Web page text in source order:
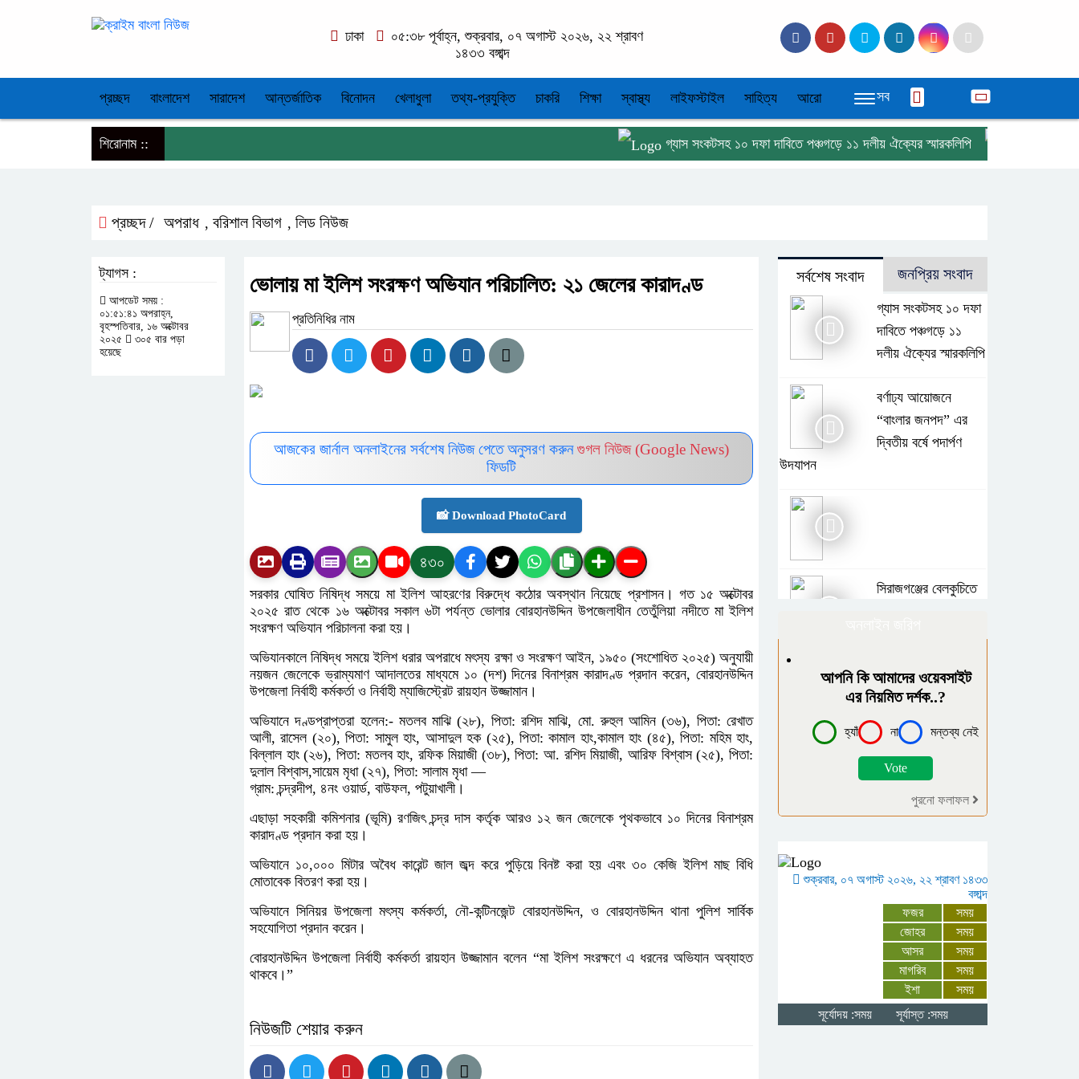
ঢাকা
০৫:৩৮ পূর্বাহ্ন, শুক্রবার, ০৭ অগাস্ট ২০২৬, ২২ শ্রাবণ
১৪৩৩ বঙ্গাব্দ
প্রচ্ছদ বাংলাদেশ সারাদেশ আন্তর্জাতিক বিনোদন খেলাধুলা তথ্য-প্রযুক্তি চাকরি শিক্ষা স্বাস্থ্য লাইফস্টাইল সাহিত্য আরো সব
শিরোনাম :: গ্যাস সংকটসহ ১০ দফা দাবিতে পঞ্চগড়ে ১১ দলীয় ঐক্যের স্মারকলিপি
প্রচ্ছদ / অপরাধ , বরিশাল বিভাগ , লিড নিউজ
ভোলায় মা ইলিশ সংরক্ষণ অভিযান পরিচালিত: ২১ জেলের কারাদণ্ড
প্রতিনিধির নাম
আজকের জার্নাল অনলাইনের সর্বশেষ নিউজ পেতে অনুসরণ করুনগুগল নিউজ (Google News)
ফিডটি
📸 Download PhotoCard
৪৩০
সরকার ঘোষিত নিষিদ্ধ সময়ে মা ইলিশ আহরণের বিরুদ্ধে কঠোর অবস্থান নিয়েছে প্রশাসন। গত ১৫ অক্টোবর
২০২৫ রাত থেকে ১৬ অক্টোবর সকাল ৬টা পর্যন্ত ভোলার বোরহানউদ্দিন উপজেলাধীন তেতুঁলিয়া নদীতে মা ইলিশ
সংরক্ষণ অভিযান পরিচালনা করা হয়।
অভিযানকালে নিষিদ্ধ সময়ে ইলিশ ধরার অপরাধে মৎস্য রক্ষা ও সংরক্ষণ আইন, ১৯৫০ (সংশোধিত ২০২৫) অনুযায়ী
নয়জন জেলেকে ভ্রাম্যমাণ আদালতের মাধ্যমে ১০ (দশ) দিনের বিনাশ্রম কারাদণ্ড প্রদান করেন, বোরহানউদ্দিন
উপজেলা নির্বাহী কর্মকর্তা ও নির্বাহী ম্যাজিস্ট্রেট রায়হান উজ্জামান।
অভিযানে দণ্ডপ্রাপ্তরা হলেন:- মতলব মাঝি (২৮), পিতা: রশিদ মাঝি, মো. রুহুল আমিন (৩৬), পিতা: রেখাত
আলী, রাসেল (২০), পিতা: সামুল হাং, আসাদুল হক (২৫), পিতা: কামাল হাং,কামাল হাং (৪৫), পিতা: মহিম হাং,
বিল্লাল হাং (২৬), পিতা: মতলব হাং, রফিক মিয়াজী (৩৮), পিতা: আ. রশিদ মিয়াজী, আরিফ বিশ্বাস (২৫), পিতা:
দুলাল বিশ্বাস,সায়েম মৃধা (২৭), পিতা: সালাম মৃধা —
গ্রাম: চন্দ্রদীপ, ৪নং ওয়ার্ড, বাউফল, পটুয়াখালী।
এছাড়া সহকারী কমিশনার (ভূমি) রণজিৎ চন্দ্র দাস কর্তৃক আরও ১২ জন জেলেকে পৃথকভাবে ১০ দিনের বিনাশ্রম
কারাদণ্ড প্রদান করা হয়।
অভিযানে ১০,০০০ মিটার অবৈধ কারেন্ট জাল জব্দ করে পুড়িয়ে বিনষ্ট করা হয় এবং ৩০ কেজি ইলিশ মাছ বিধি
মোতাবেক বিতরণ করা হয়।
অভিযানে সিনিয়র উপজেলা মৎস্য কর্মকর্তা, নৌ-কন্টিনজেন্ট বোরহানউদ্দিন, ও বোরহানউদ্দিন থানা পুলিশ সার্বিক
সহযোগিতা প্রদান করেন।
বোরহানউদ্দিন উপজেলা নির্বাহী কর্মকর্তা রায়হান উজ্জামান বলেন “মা ইলিশ সংরক্ষণে এ ধরনের অভিযান অব্যাহত
থাকবে।”
নিউজটি শেয়ার করুন
ট্যাগস :
আপডেট সময় :
০১:৫১:৪১ অপরাহ্ন,
বৃহস্পতিবার, ১৬ অক্টোবর
২০২৫
৩০৫ বার পড়া
হয়েছে
সর্বশেষ সংবাদ জনপ্রিয় সংবাদ
গ্যাস সংকটসহ ১০ দফা
দাবিতে পঞ্চগড়ে ১১
দলীয় ঐক্যের স্মারকলিপি
বর্ণাঢ্য আয়োজনে
“বাংলার জনপদ” এর
দ্বিতীয় বর্ষে পদার্পণ
উদযাপন
সিরাজগঞ্জের বেলকুচিতে
গাছে বেঁধে শিক্ষককে
নির্যাতনের অভিযোগ,
থানায় এজাহার
বোরহানউদ্দিনে পঞ্চম
সংঘবদ্ধ ধর্ষণ ৫
গাইবান্ধায় বৃষ্টিকে
উপেক্ষা করে যথাযোগ্য
মর্যাদায় পালিত জুলাই
মনপুরায় জুলাই
গণঅভ্যুত্থান দিবস
আপনি কি আমাদের ওয়েবসাইট
এর নিয়মিত দর্শক..?
হ্যাঁ না মন্তব্য নেই
পুরনো ফলাফল
শুক্রবার, ০৭ অগাস্ট ২০২৬, ২২ শ্রাবণ ১৪৩৩
বঙ্গাব্দ
ফজর
সময়
জোহর
সময়
আসর
সময়
মাগরিব
সময়
ইশা
সময়
সূর্যোদয় :সময়
সূর্যাস্ত :সময়